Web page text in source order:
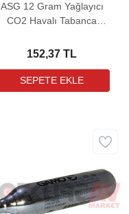
ASG 12 Gram Yağlayıcı
CO2 Havalı Tabanca
152,37 TL